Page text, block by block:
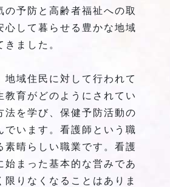
の予防と高齢者福祉への取
心して暮らせる豊かな地域
ました。
地域住民に対して行われて
教育がどのようにされてい
法を学び、保健予防活動の
でいます。看護師という職
素晴らしい職業です。看護
始まった基本的な営みであ
限りなくなることはありま